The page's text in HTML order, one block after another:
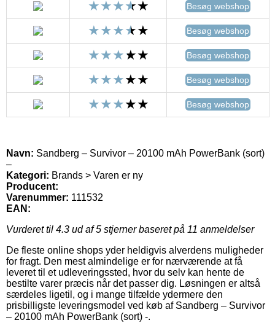
Besøg webshop
Besøg webshop
Besøg webshop
Besøg webshop
Besøg webshop
Navn: Sandberg – Survivor – 20100 mAh PowerBank (sort)
–
Kategori: Brands > Varen er ny
Producent:
Varenummer: 111532
EAN:
Vurderet til 4.3 ud af 5 stjerner baseret på 11 anmeldelser
De fleste online shops yder heldigvis alverdens muligheder
for fragt. Den mest almindelige er for nærværende at få
leveret til et udleveringssted, hvor du selv kan hente de
bestilte varer præcis når det passer dig. Løsningen er altså
særdeles ligetil, og i mange tilfælde ydermere den
prisbilligste leveringsmodel ved køb af Sandberg – Survivor
– 20100 mAh PowerBank (sort) -.